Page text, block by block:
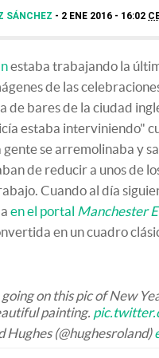
SÁNCHEZ 2 ENE 2016 - 16:02
estaba trabajando la
de las
de bares de la ciudad
estaba interviniendo"
gente se arremolinaba y
de reducir a unos de
Cuando al día
en el portal Manchester
en un cuadro
going on this pic of New
painting.
Hughes (@hughesroland)